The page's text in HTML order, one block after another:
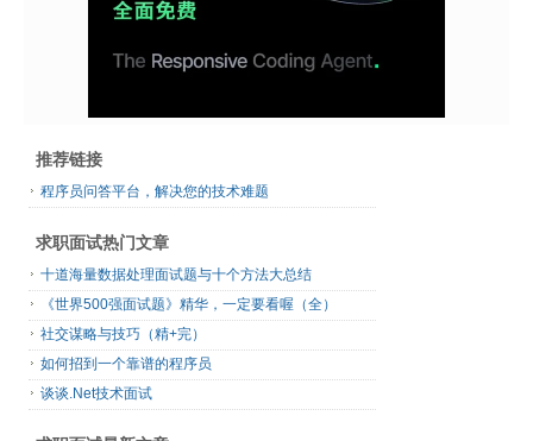
推荐链接
程序员问答平台，解决您的技术难题
求职面试热门文章
十道海量数据处理面试题与十个方法大总结
《世界500强面试题》精华，一定要看喔（全）
社交谋略与技巧（精+完）
如何招到一个靠谱的程序员
谈谈.Net技术面试